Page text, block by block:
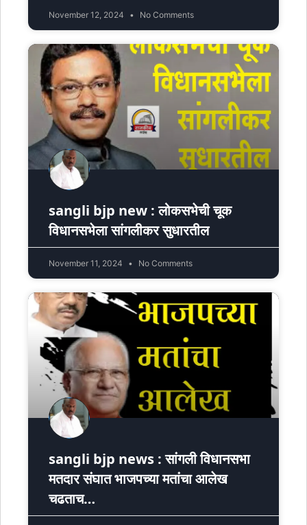
November 12, 2024 No Comments
sangli bjp new : लोकसभेची चूक
विधानसभेला सांगलीकर सुधारतील
November 11, 2024 No Comments
sangli bjp news : सांगली विधानसभा
मतदार संघात भाजपच्या मतांचा आलेख
चढताच…